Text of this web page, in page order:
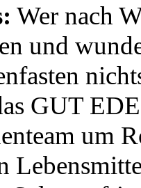
Wer nach
und
GUT
um